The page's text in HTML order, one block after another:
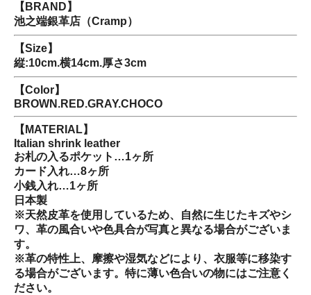
【BRAND】
池之端銀革店（Cramp）
【Size】
縦:10cm.横14cm.厚さ3cm
【Color】
BROWN.RED.GRAY.CHOCO
【MATERIAL】
Italian shrink leather
お札の入るポケット…1ヶ所
カード入れ…8ヶ所
小銭入れ…1ヶ所
日本製
※天然皮革を使用しているため、自然に生じたキズやシ
ワ、革の風合いや色具合が写真と異なる場合がございま
す。
※革の特性上、摩擦や湿気などにより、衣服等に移染す
る場合がございます。特に薄い色合いの物にはご注意く
ださい。